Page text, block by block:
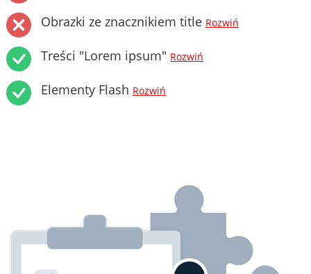
Obrazki ze znacznikiem title Rozwiń
Treści "Lorem ipsum" Rozwiń
Elementy Flash Rozwiń